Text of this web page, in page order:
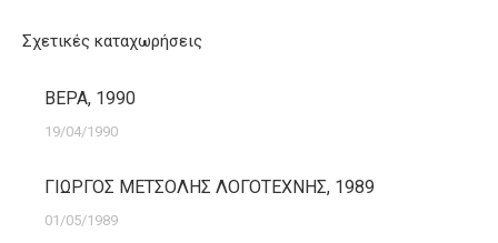
Σχετικές καταχωρήσεις
ΒΕΡΑ, 1990
19/04/1990
ΓΙΩΡΓΟΣ ΜΕΤΣΟΛΗΣ ΛΟΓΟΤΕΧΝΗΣ, 1989
01/05/1989